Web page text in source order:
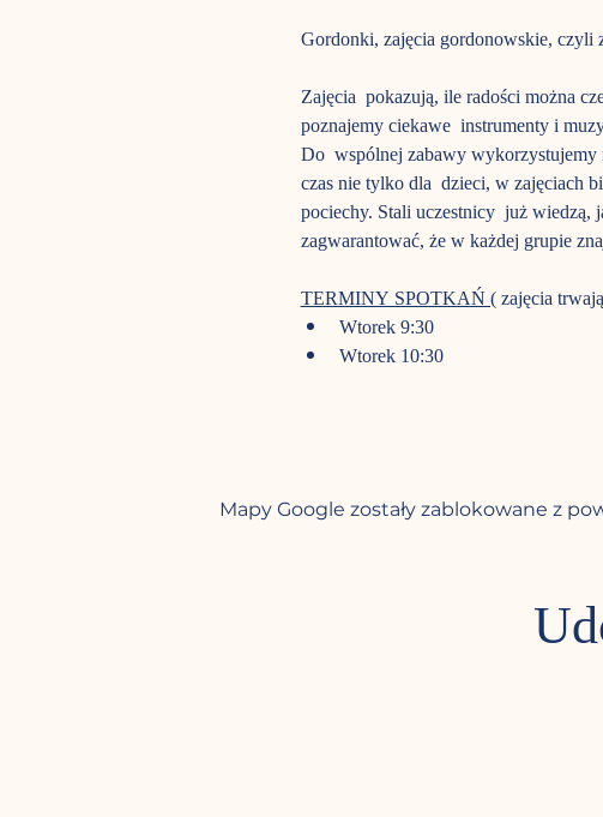
Gordonki, zajęcia gordonowskie, czyli
Zajęcia  pokazują, ile radości można
poznajemy ciekawe  instrumenty i
Do  wspólnej zabawy
czas nie tylko dla  dzieci, w zajęciach
pociechy. Stali uczestnicy  już
zagwarantować, że w każdej grupie
TERMINY SPOTKAŃ ( zajęcia
Wtorek 9:30
Wtorek 10:30
Mapy Google zostały zablokowane z